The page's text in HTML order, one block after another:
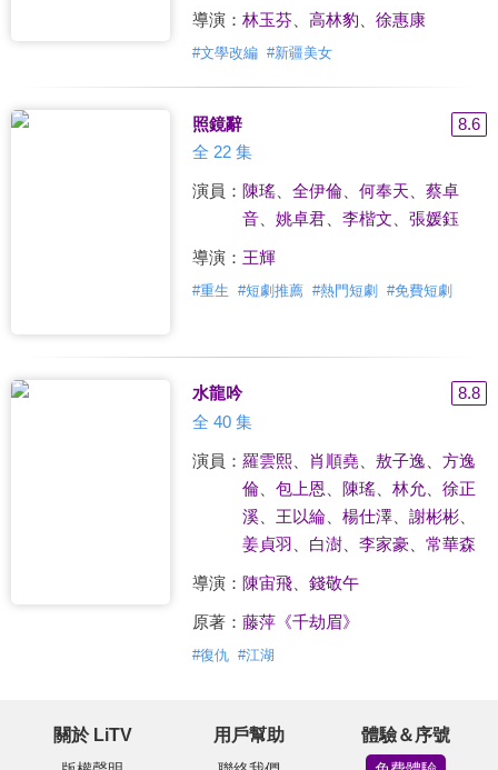
導演： 林玉芬、 高林豹 徐惠康
#文學改編 #新疆美女
照鏡辭
8.6
全 22 集
演員： 陳瑤、 全伊倫、 何奉天
蔡卓
音、 姚卓君、 李楷文 張媛鈺
導演： 王輝
#重生 #短劇推薦 #熱門短劇 #免費短劇
水龍吟
8.8
全 40 集
演員： 羅雲熙、 肖順堯 敖子逸
方逸
倫、 包上恩 陳瑤、 林允、 徐正
溪、 王以綸、 楊仕澤、 謝彬彬、
姜貞羽
白澍、 李家豪 常華森
導演： 陳宙飛、 錢敬午
原著： 藤萍《千劫眉》
#復仇 #江湖
關於 LiTV 用戶幫助 體驗＆序號